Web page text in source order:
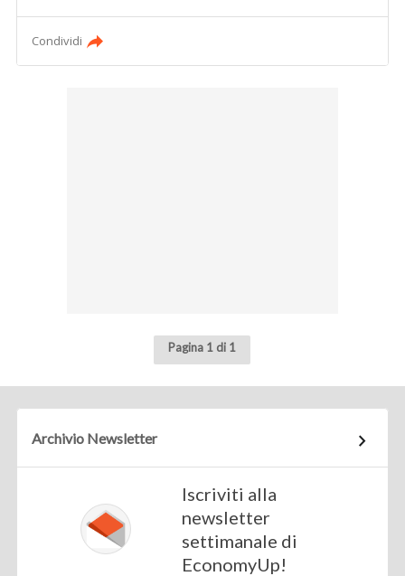
Condividi
Pagina 1 di 1
Archivio Newsletter
Iscriviti alla
newsletter
settimanale di
EconomyUp!